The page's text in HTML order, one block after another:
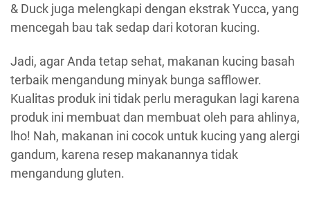
& Duck juga melengkapi dengan ekstrak Yucca, yang
mencegah bau tak sedap dari kotoran kucing.
Jadi, agar Anda tetap sehat, makanan kucing basah
terbaik mengandung minyak bunga safflower.
Kualitas produk ini tidak perlu meragukan lagi karena
produk ini membuat dan membuat oleh para ahlinya,
lho! Nah, makanan ini cocok untuk kucing yang alergi
gandum, karena resep makanannya tidak
mengandung gluten.